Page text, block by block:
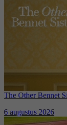
The Other Bennet
6 augustus 2026